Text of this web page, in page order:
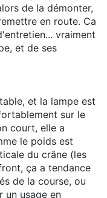
de la démonter,
en route. Ca
vraiment
et de ses
et la lampe est
sur le
court, elle a
le poids est
du crâne (les
ça a tendance
de la course, ou
un usage en